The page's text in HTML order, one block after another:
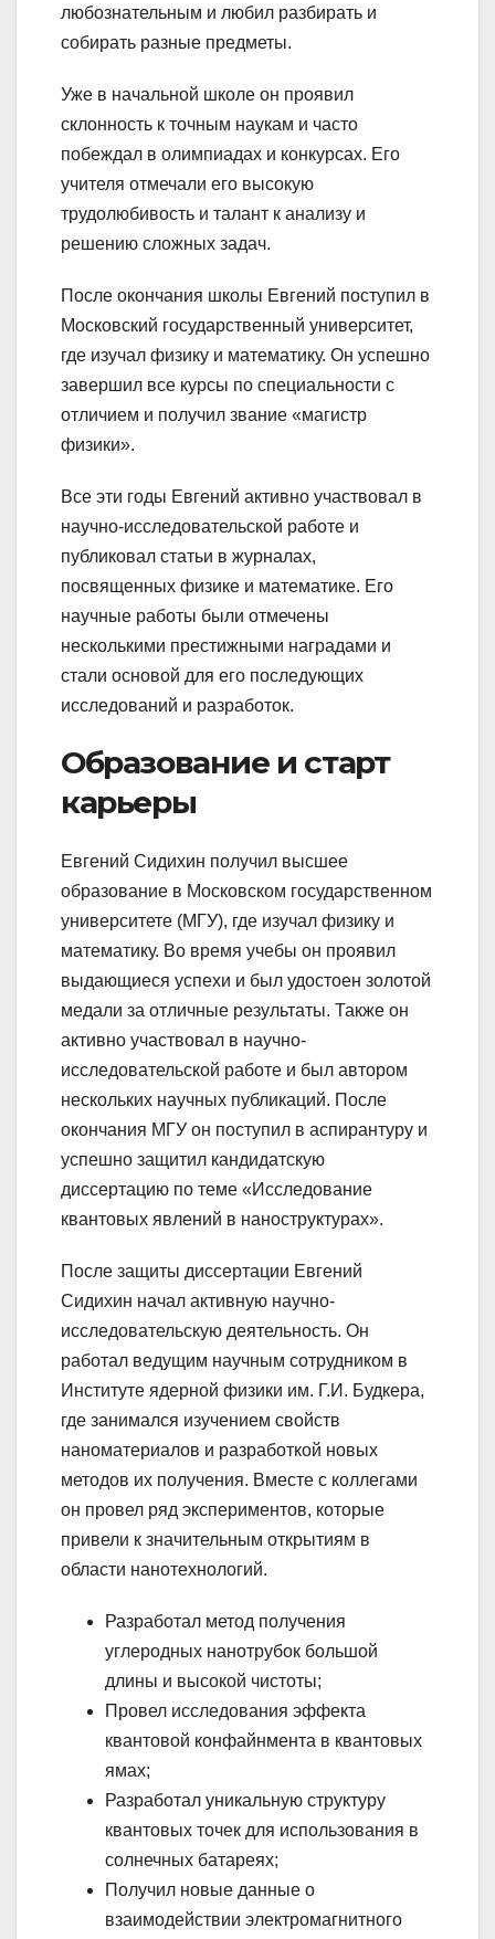
любознательным и любил разбирать и
собирать разные предметы.
Уже в начальной школе он проявил
склонность к точным наукам и часто
побеждал в олимпиадах и конкурсах. Его
учителя отмечали его высокую
трудолюбивость и талант к анализу и
решению сложных задач.
После окончания школы Евгений поступил в
Московский государственный университет,
где изучал физику и математику. Он успешно
завершил все курсы по специальности с
отличием и получил звание «магистр
физики».
Все эти годы Евгений активно участвовал в
научно-исследовательской работе и
публиковал статьи в журналах,
посвященных физике и математике. Его
научные работы были отмечены
несколькими престижными наградами и
стали основой для его последующих
исследований и разработок.
Образование и старт
карьеры
Евгений Сидихин получил высшее
образование в Московском государственном
университете (МГУ), где изучал физику и
математику. Во время учебы он проявил
выдающиеся успехи и был удостоен золотой
медали за отличные результаты. Также он
активно участвовал в научно-
исследовательской работе и был автором
нескольких научных публикаций. После
окончания МГУ он поступил в аспирантуру и
успешно защитил кандидатскую
диссертацию по теме «Исследование
квантовых явлений в наноструктурах».
После защиты диссертации Евгений
Сидихин начал активную научно-
исследовательскую деятельность. Он
работал ведущим научным сотрудником в
Институте ядерной физики им. Г.И. Будкера,
где занимался изучением свойств
наноматериалов и разработкой новых
методов их получения. Вместе с коллегами
он провел ряд экспериментов, которые
привели к значительным открытиям в
области нанотехнологий.
Разработал метод получения
углеродных нанотрубок большой
длины и высокой чистоты;
Провел исследования эффекта
квантовой конфайнмента в квантовых
ямах;
Разработал уникальную структуру
квантовых точек для использования в
солнечных батареях;
Получил новые данные о
взаимодействии электромагнитного